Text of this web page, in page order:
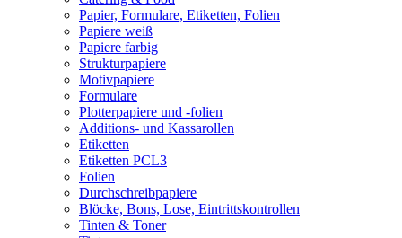
Papier, Formulare, Etiketten, Folien
Papiere weiß
Papiere farbig
Strukturpapiere
Motivpapiere
Formulare
Plotterpapiere und -folien
Additions- und Kassarollen
Etiketten
Etiketten PCL3
Folien
Durchschreibpapiere
Blöcke, Bons, Lose, Eintrittskontrollen
Tinten & Toner